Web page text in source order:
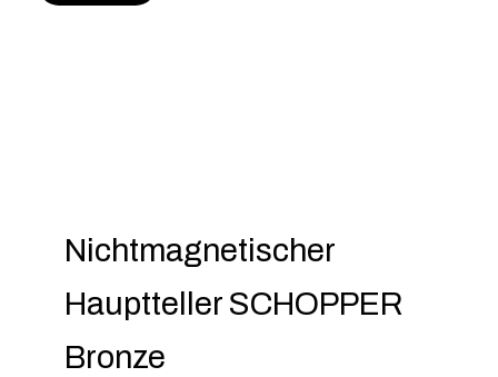
Nichtmagnetischer
Hauptteller SCHOPPER
Bronze